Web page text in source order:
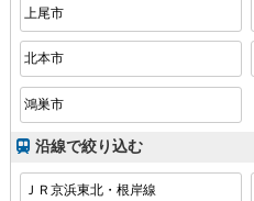
上尾市
北本市
鴻巣市
沿線で絞り込む
ＪＲ京浜東北・根岸線